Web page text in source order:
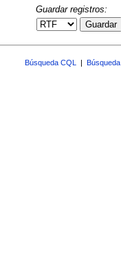
Guardar registros:
Guardar
Búsqueda CQL